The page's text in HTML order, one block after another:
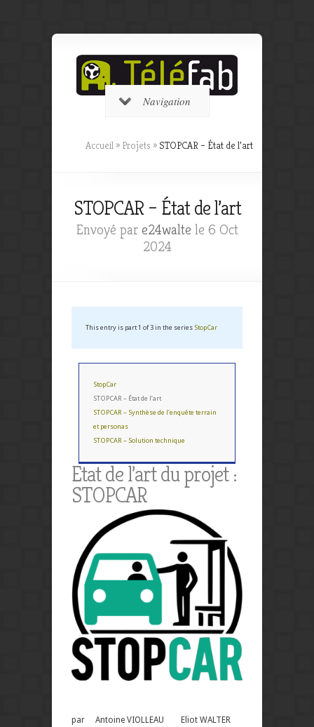
Navigation
Accueil » Projets » STOPCAR – État de l’art
STOPCAR – État de l’art
Envoyé par e24walte le 6 Oct
2024
This entry is part 1 of 3 in the series StopCar
StopCar
STOPCAR – État de l’art
STOPCAR – Synthèse de l’enquête terrain
et personas
STOPCAR – Solution technique
Etat de l’art du projet :
STOPCAR
par Antoine VIOLLEAU Eliot WALTER